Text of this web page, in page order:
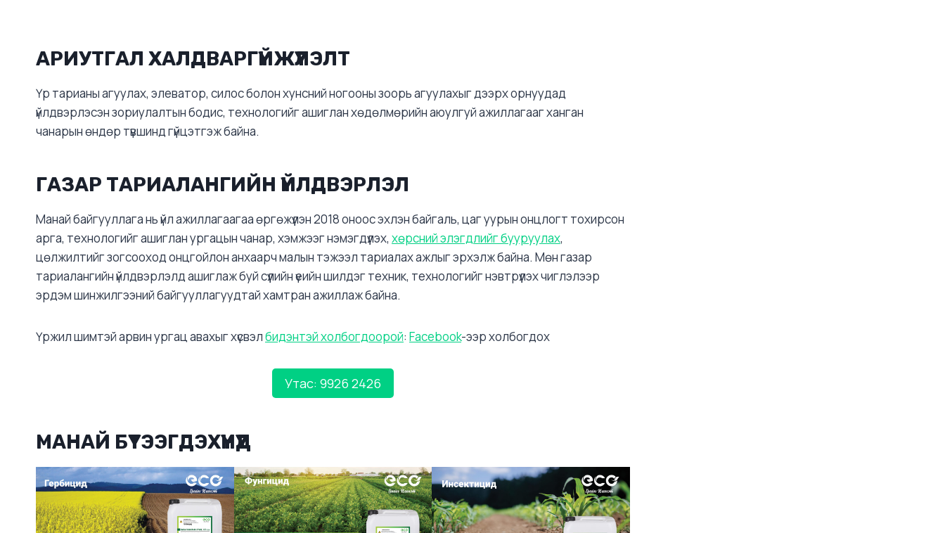
АРИУТГАЛ ХАЛДВАРГҮЙЖҮҮЛЭЛТ
Үр тарианы агуулах, элеватор, силос болон хунсний ногооны зоорь агуулахыг дээрх орнуудад
үйлдвэрлэсэн зориулалтын бодис, технологийг ашиглан хөдөлмөрийн аюулгуй ажиллагааг ханган
чанарын өндөр түвшинд гүйцэтгэж байна.
ГАЗАР ТАРИАЛАНГИЙН ҮЙЛДВЭРЛЭЛ
Манай байгууллага нь үйл ажиллагаагаа өргөжүүлэн 2018 оноос эхлэн байгаль, цаг уурын онцлогт тохирсон
арга, технологийг ашиглан ургацын чанар, хэмжээг нэмэгдүүлэх, хөрсний элэгдлийг бууруулах,
цөлжилтийг зогсооход онцгойлон анхаарч малын тэжээл тариалах ажлыг эрхэлж байна. Мөн газар
тариалангийн үйлдвэрлэлд ашиглаж буй сүүлийн үеийн шилдэг техник, технологийг нэвтрүүлэх чиглэлээр
эрдэм шинжилгээний байгууллагуудтай хамтран ажиллаж байна.
Үржил шимтэй арвин ургац авахыг хүсвэлбидэнтэй холбогдоорой: Facebook-ээр холбогдох
Утас: 9926 2426
МАНАЙ БҮТЭЭГДЭХҮҮНҮҮД